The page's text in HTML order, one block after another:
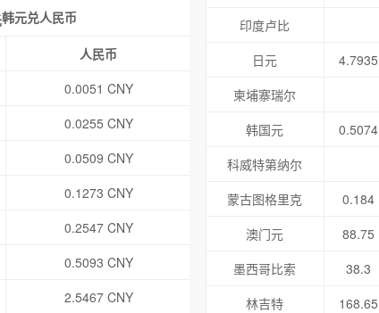
韩元兑人民币
人民币
0.0051 CNY
0.0255 CNY
0.0509 CNY
0.1273 CNY
0.2547 CNY
0.5093 CNY
2.5467 CNY
印度卢比
日元
4.7935
柬埔寨瑞尔
韩国元
0.5074
科威特第纳尔
蒙古图格里克
0.184
澳门元
88.75
墨西哥比索
38.3
林吉特
168.65